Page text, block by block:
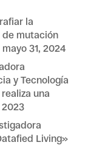
la
mutación
mayo 31, 2024
y Tecnología
una
2023
Living»